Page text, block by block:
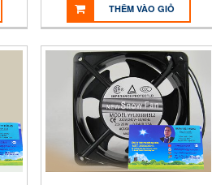
THÊM VÀO GIỎ